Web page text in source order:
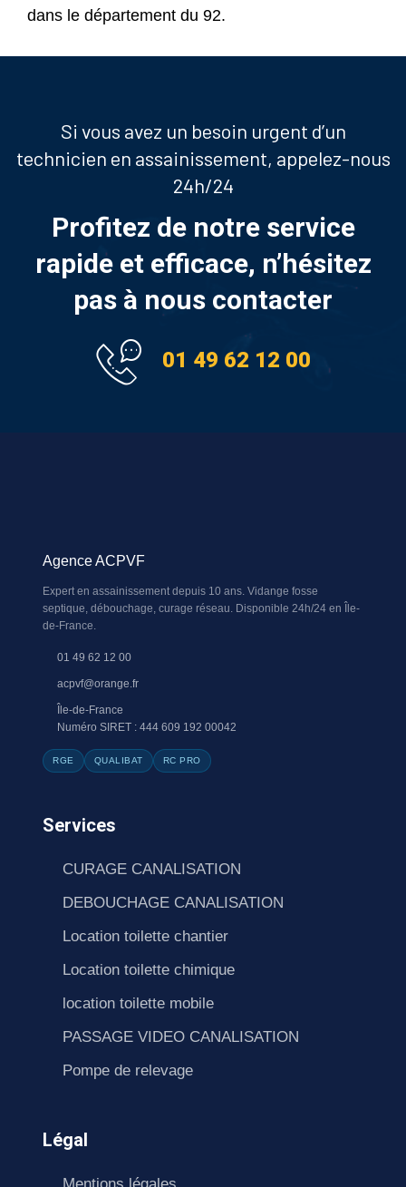
dans le département du 92.
Si vous avez un besoin urgent d’un
technicien en assainissement, appelez-nous
24h/24
Profitez de notre service
rapide et efficace, n’hésitez
pas à nous contacter
01 49 62 12 00
Agence ACPVF
Expert en assainissement depuis 10 ans. Vidange fosse
septique, débouchage, curage réseau. Disponible 24h/24 en Île-
de-France.
01 49 62 12 00
acpvf@orange.fr
Île-de-France
Numéro SIRET : 444 609 192 00042
RGE QUALIBAT RC PRO
Services
CURAGE CANALISATION
DEBOUCHAGE CANALISATION
Location toilette chantier
Location toilette chimique
location toilette mobile
PASSAGE VIDEO CANALISATION
Pompe de relevage
Légal